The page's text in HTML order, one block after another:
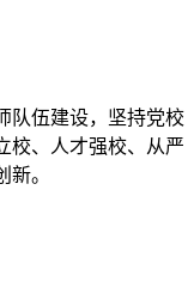
队伍建设，坚持党校
校、人才强校、从严
。